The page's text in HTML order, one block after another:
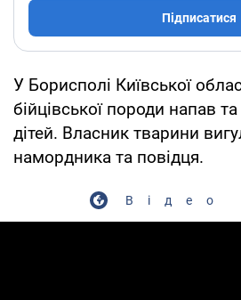
Підписатися
У Борисполі Київської
бійцівської породи напав
дітей. Власник тварини
намордника та повідця.
Відео